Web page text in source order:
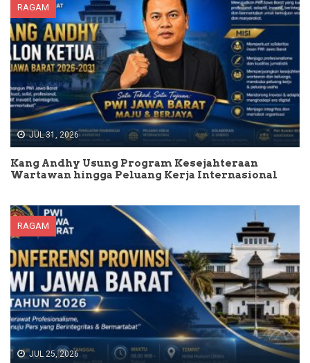
RAGAM
JUL 31, 2026
Kang Andhy Usung Program Kesejahteraan
Wartawan hingga Peluang Kerja Internasional
RAGAM
JUL 25, 2026